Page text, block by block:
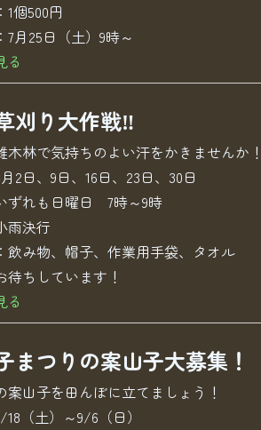
1個500円
7月25日（土）9時～
る
刈り大作戦‼
木林で気持ちのよい汗をかきませんか！
2日、9日、16日、23日、30日
も日曜日 7時～9時
決行
飲み物、帽子、作業用手袋、タオル
待ちしています！
る
まつりの案山子大募集！
案山子を田んぼに立てましょう！
（土）～9/6（日）